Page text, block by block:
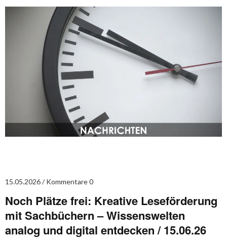
15.05.2026 Kommentare 0
Noch Plätze frei: Kreative Leseförderung
mit Sachbüchern – Wissenswelten
analog und digital entdecken / 15.06.26